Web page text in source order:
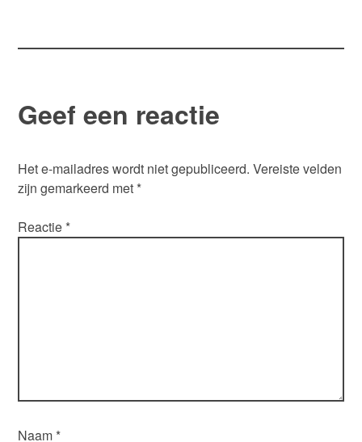
Geef een reactie
Het e-mailadres wordt niet gepubliceerd. Vereiste velden
zijn gemarkeerd met *
Reactie *
Naam *